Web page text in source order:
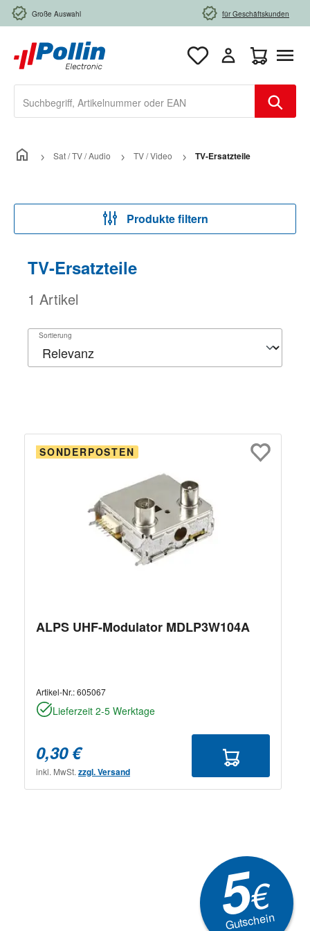
Zum Hauptinhalt springen
Große Auswahl für Geschäftskunden
Sat / TV / Audio TV / Video TV-Ersatzteile
Produkte filtern
TV-Ersatzteile
1 Artikel
Sortierung
SONDERPOSTEN
ALPS UHF-Modulator MDLP3W104A
Artikel-Nr.:605067
Lieferzeit 2-5 Werktage
0,30 €
inkl. MwSt. zzgl. Versand
5€
Gutschein